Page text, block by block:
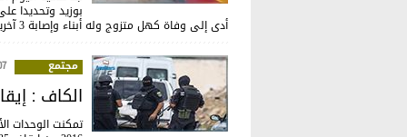
بوزيد وتحديدا
أدى إلى وفاة كهل متزوج وله أبناء وإصابة 3 آخرين بجروح وفق ما أكده مراسل الجوهرة أف أم في الجهة.
مجتمع
الكاف : إيقاف 35 شخصا